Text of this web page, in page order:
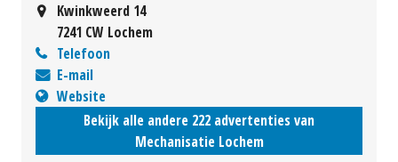
Kwinkweerd 14
7241 CW Lochem
Telefoon
E-mail
Website
Bekijk alle andere 222 advertenties van
Mechanisatie Lochem